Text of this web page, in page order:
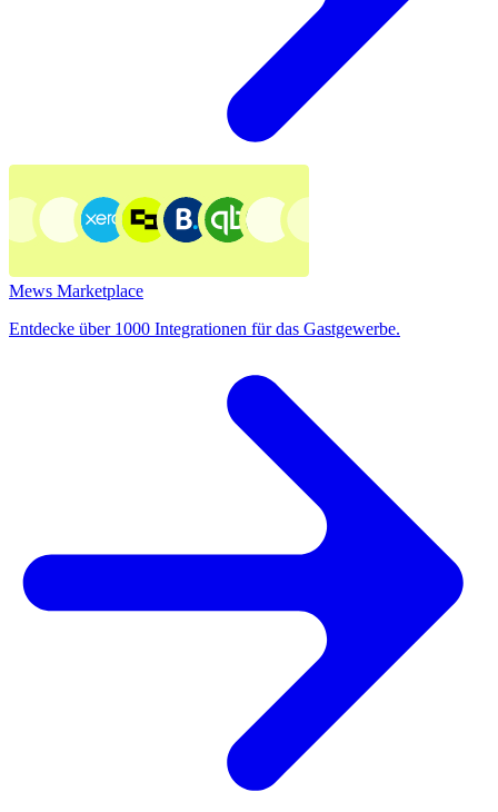
Mews Marketplace
Entdecke über 1000 Integrationen für das Gastgewerbe.